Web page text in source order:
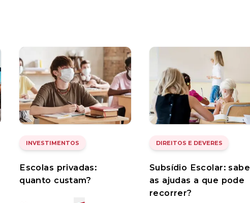
INVESTIMENTOS
Escolas privadas:
quanto custam?
DIREITOS E DEVERES
Subsídio Escolar: sabe
as ajudas a que pode
recorrer?